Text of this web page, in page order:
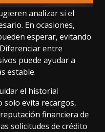
analizar si el
En ocasiones,
esperar, evitando
entre
puede ayudar a
estable.
el historial
solo evita recargos,
financiera de
solicitudes de crédito